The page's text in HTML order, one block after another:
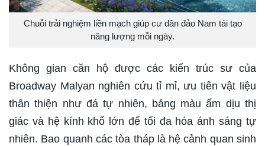
Chuỗi trải nghiệm liền mạch giúp cư dân đảo Nam tái tạo
năng lượng mỗi ngày.
Không gian căn hộ được các kiến trúc sư của
Broadway Malyan nghiên cứu tỉ mỉ, ưu tiên vật liệu
thân thiện như đá tự nhiên, bảng màu ấm dịu thị
giác và hệ kính khổ lớn để tối đa hóa ánh sáng tự
nhiên. Bao quanh các tòa tháp là hệ cảnh quan sinh